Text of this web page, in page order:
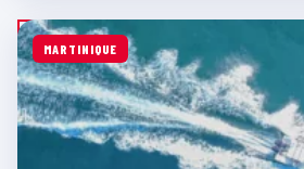
MARTINIQUE